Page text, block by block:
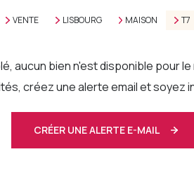
VENTE LISBOURG MAISON T7
aucun bien n'est disponible pour
créez une alerte email et soyez
CRÉER UNE ALERTE E-MAIL